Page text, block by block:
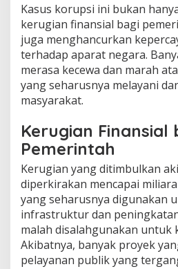
Kasus korupsi ini bukan
kerugian finansial bagi
juga menghancurkan
terhadap aparat negara.
merasa kecewa dan marah
yang seharusnya melayani
masyarakat.
Kerugian Finansial
Pemerintah
Kerugian yang ditimbulkan
diperkirakan mencapai
yang seharusnya digunakan
infrastruktur dan
malah disalahgunakan untuk
Akibatnya, banyak proyek
pelayanan publik yang